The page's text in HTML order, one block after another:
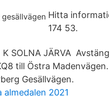
Hitta
174 53.
K SOLNA JÄRVA
till Östra
Gesällvägen.
almedalen 2021